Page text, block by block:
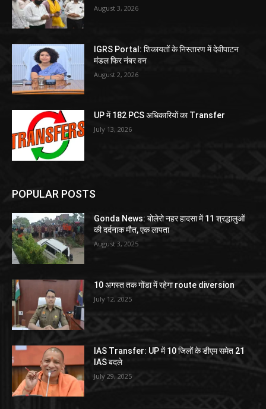
August 3, 2026
IGRS Portal: शिकायतों के निस्तारण में देवीपाटन
मंडल फिर नंबर वन
August 2, 2026
UP में 182 PCS अधिकारियों का Transfer
July 13, 2026
POPULAR POSTS
Gonda News: बोलेरो नहर हादसा में 11 श्रद्धालुओं
की दर्दनाक मौत, एक लापता
August 3, 2025
10 अगस्त तक गोंडा में रहेगा route diversion
July 12, 2025
IAS Transfer: UP में 10 जिलों के डीएम समेत 21
IAS बदले
July 29, 2025